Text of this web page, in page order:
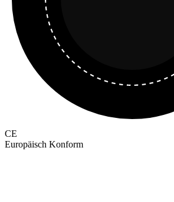
CE
Europäisch Konform